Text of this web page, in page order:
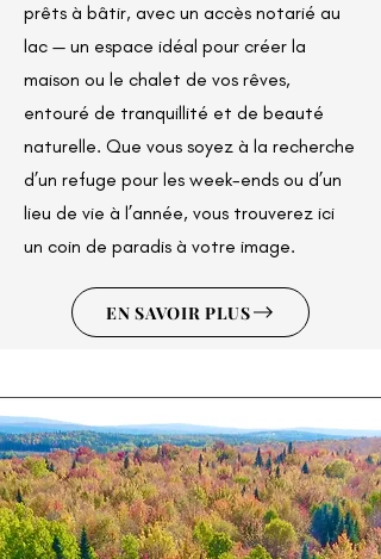
prêts à bâtir, avec un accès notarié au
lac — un espace idéal pour créer la
maison ou le chalet de vos rêves,
entouré de tranquillité et de beauté
naturelle. Que vous soyez à la recherche
d’un refuge pour les week-ends ou d’un
lieu de vie à l’année, vous trouverez ici
un coin de paradis à votre image.
EN SAVOIR PLUS